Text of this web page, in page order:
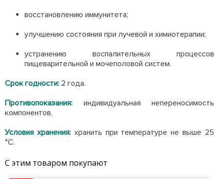
восстановлению иммунитета;
улучшению состояния при лучевой и химиотерапии;
устранению воспалительных процессов
пищеварительной и мочеполовой систем.
Срок годности: 2 года.
Противопоказания: индивидуальная непереносимость
компонентов.
Условия хранения: хранить при температуре не выше 25
°С.
С этим товаром покупают